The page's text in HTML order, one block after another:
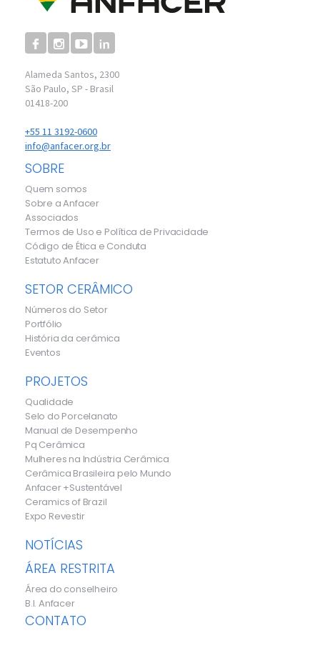
Alameda Santos, 2300
São Paulo, SP - Brasil
01418-200
+55 11 3192-0600
info@anfacer.org.br
SOBRE
Quem somos
Sobre a Anfacer
Associados
Termos de Uso e Política de Privacidade
Código de Ética e Conduta
Estatuto Anfacer
SETOR CERÂMICO
Números do Setor
Portfólio
História da cerâmica
Eventos
PROJETOS
Qualidade
Selo do Porcelanato
Manual de Desempenho
Pq Cerâmica
Mulheres na Indústria Cerâmica
Cerâmica Brasileira pelo Mundo
Anfacer +Sustentável
Ceramics of Brazil
Expo Revestir
NOTÍCIAS
ÁREA RESTRITA
Área do conselheiro
B.I. Anfacer
CONTATO